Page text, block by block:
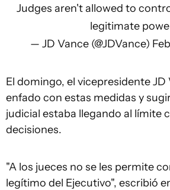
Judges aren't allowed to
legitimate
— JD Vance (@JDVance)
El domingo, el vicepresidente
enfado con estas medidas y
judicial estaba llegando al límite
decisiones.
"A los jueces no se les permite
legítimo del Ejecutivo", escribió